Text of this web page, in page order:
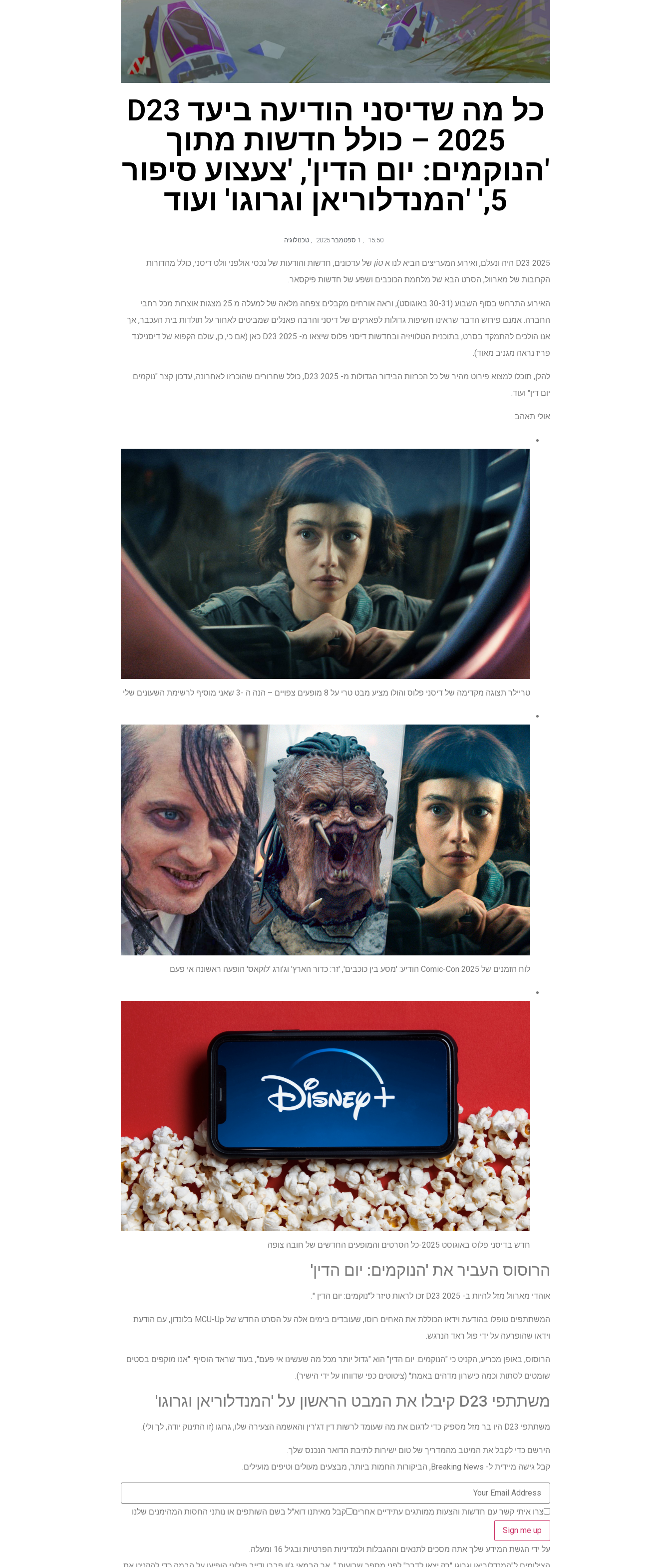
כל מה שדיסני הודיעה ביעד D23
2025 – כולל חדשות מתוך
'הנוקמים: יום הדין', 'צעצוע סיפור
5,' 'המנדלוריאן וגרוגו' ועוד
15:50
,
, טכנולוגיה
D23 2025 היה ונעלם, ואירוע המעריצים הביא לנו א טוֹן של עדכונים, חדשות והודעות של נכסי אולפני וולט דיסני, כולל מהדורות
הקרובות של מארוול, הסרט הבא של מלחמת הכוכבים ושפע של חדשות פיקסאר.
האירוע התרחש בסוף השבוע (30-31 באוגוסט), וראה אורחים מקבלים צפחה מלאה של למעלה מ 25 מצגות אוצרות מכל רחבי
החברה. אמנם פירוש הדבר שראינו חשיפות גדולות לפארקים של דיסני והרבה פאנלים שמביטים לאחור על תולדות בית העכבר, אך
אנו הולכים להתמקד בסרט, בתוכנית הטלוויזיה ובחדשות דיסני פלוס שיצאו מ- D23 2025 כאן (אם כי, כן, עולם הקפוא של דיסנילנד
פריז נראה מגניב מאוד).
להלן, תוכלו למצוא פירוט מהיר של כל הכרזות הבידור הגדולות מ- D23 2025, כולל שחרורים שהוכרזו לאחרונה, עדכון קצר "נוקמים:
יום דין" ועוד.
אולי תאהב
טריילר תצוגה מקדימה של דיסני פלוס והולו מציע מבט טרי על 8 מופעים צפויים – הנה ה -3 שאני מוסיף לרשימת השעונים שלי
לוח הזמנים של Comic-Con 2025 הודיע: 'מסע בין כוכבים', 'זר: כדור הארץ' וג'ורג 'לוקאס' הופעה ראשונה אי פעם
חדש בדיסני פלוס באוגוסט 2025-כל הסרטים והמופעים החדשים של חובה צופה
הרוסוס העביר את 'הנוקמים: יום הדין'
אוהדי מארוול מזל להיות ב- D23 2025 זכו לראות טיזר ל"נוקמים: יום הדין ".
המשתתפים טופלו בהודעת וידאו הכוללת את האחים רוסו, שעובדים בימים אלה על הסרט החדש של MCU-Up בלונדון, עם הודעת
וידאו שהופרעה על ידי פול ראד הנרגש.
הרוסוס, באופן מכריע, הקניט כי "הנוקמים: יום הדין" הוא "גדול יותר מכל מה שעשינו אי פעם", בעוד שראד הוסיף: "אנו מוקפים בסטים
שומטים לסתות וכמה כישרון מדהים באמת" (ציטוטים כפי שדווחו על ידי הישיר).
משתתפי D23 קיבלו את המבט הראשון על 'המנדלוריאן וגרוגו'
משתתפי D23 היו בר מזל מספיק כדי לדגום את מה שעומד לרשות דין דג'רין והאשמה הצעירה שלו, גרוגו (זו התינוק יודה, לך ולי).
הירשם כדי לקבל את המיטב מהמדריך של טום ישירות לתיבת הדואר הנכנס שלך.
קבל גישה מיידית ל- Breaking News, הביקורות החמות ביותר, מבצעים מעולים וטיפים מועילים.
צרו איתי קשר עם חדשות והצעות ממותגים עתידיים אחרים קבל מאיתנו דוא"ל בשם השותפים או נותני החסות המהימנים שלנו
על ידי הגשת המידע שלך אתה מסכים לתנאים וההגבלות ולמדיניות הפרטיות ובגיל 16 ומעלה.